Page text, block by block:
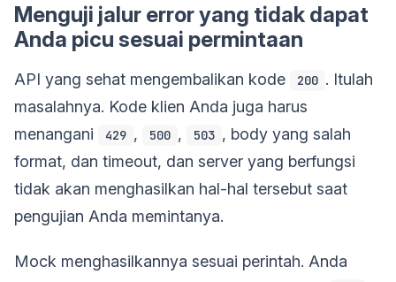
Menguji jalur error yang tidak dapat
Anda picu sesuai permintaan
API yang sehat mengembalikan kode 200 . Itulah
masalahnya. Kode klien Anda juga harus
menangani
429 , 500 , 503 , body yang salah
format, dan timeout, dan server yang berfungsi
tidak akan menghasilkan hal-hal tersebut saat
pengujian Anda memintanya.
Mock menghasilkannya sesuai perintah. Anda